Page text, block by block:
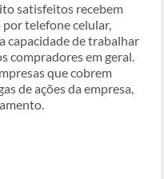
satisfeitos recebem
telefone celular,
capacidade de trabalhar
compradores em geral.
que cobrem
de ações da empresa,